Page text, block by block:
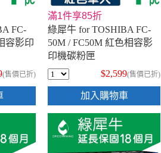
FC-
容影印
(售價已折)
滿1件享85折
綠犀牛 for TOSHIBA FC-
50M / FC50M 紅色相容影
印機碳粉匣
$2,599(售價已折)
加入購物車